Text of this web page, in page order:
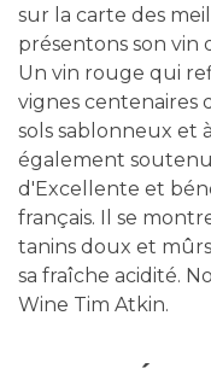
sur la carte des
présentons son vin
Un vin rouge qui
vignes centenaires
sols sablonneux et
également
d'Excellente et
français. Il se
tanins doux et
sa fraîche acidité.
Wine Tim Atkin.